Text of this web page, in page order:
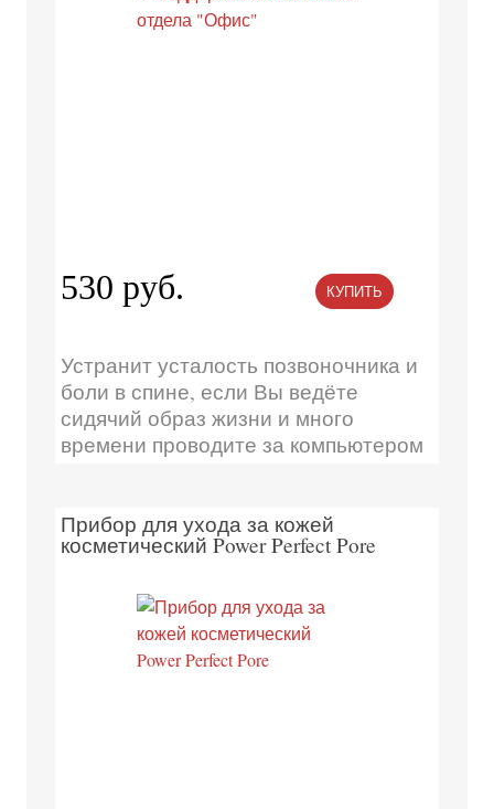
530 руб. КУПИТЬ
Устранит усталость позвоночника и
боли в спине, если Вы ведёте
сидячий образ жизни и много
времени проводите за компьютером
Прибор для ухода за кожей
косметический Power Perfect Pore